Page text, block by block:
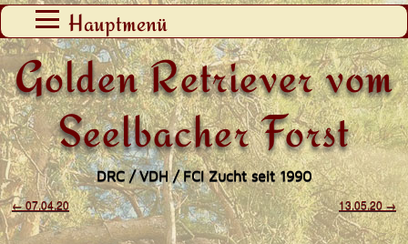
Golden Retriever vom
Seelbacher Forst
DRC / VDH / FCI Zucht seit 1990
Hauptmenü
Zum
Inhalt
springen
Beitragsnavigation
←07.04.20 13.05.20→